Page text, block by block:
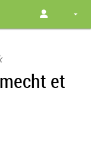
et